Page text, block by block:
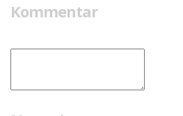
Kommentar